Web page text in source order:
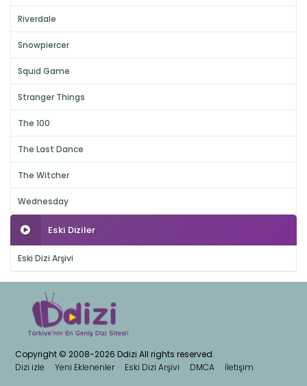
Riverdale
Snowpiercer
Squid Game
Stranger Things
The 100
The Last Dance
The Witcher
Wednesday
Eski Diziler
Eski Dizi Arşivi
Copyright © 2008-2026 Ddizi All rights reserved.
Dizi izle
Yeni Eklenenler Eski Dizi Arşivi DMCA İletişim